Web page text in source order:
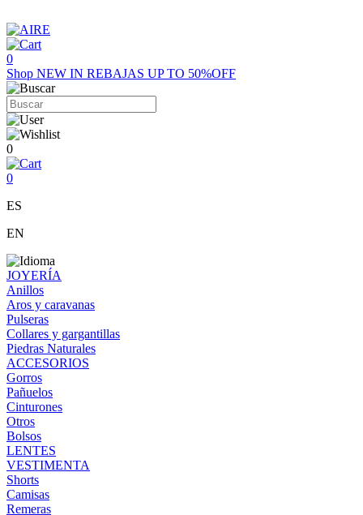
0
Shop NEW IN REBAJAS UP TO 50%OFF
0
0
ES
EN
JOYERÍA
Anillos
Aros y caravanas
Pulseras
Collares y gargantillas
Piedras Naturales
ACCESORIOS
Gorros
Pañuelos
Cinturones
Otros
Bolsos
LENTES
VESTIMENTA
Shorts
Camisas
Remeras